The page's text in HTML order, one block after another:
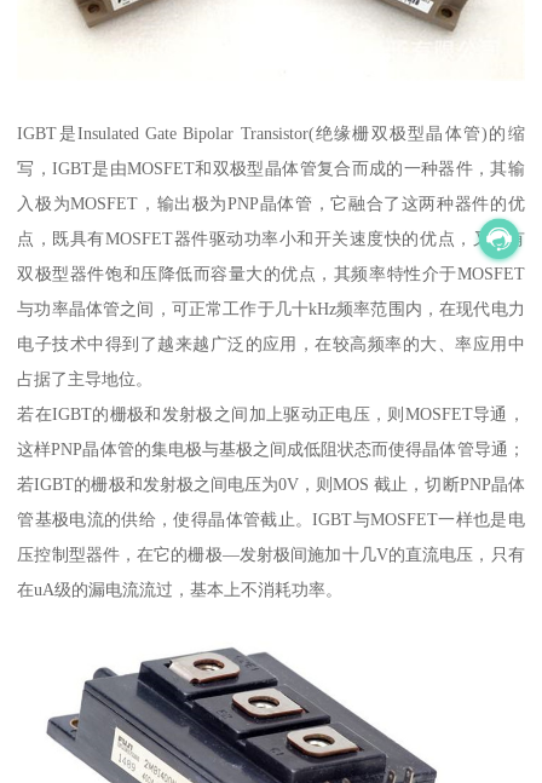
IGBT是Insulated Gate Bipolar Transistor(绝缘栅双极型晶体管)的缩
写，IGBT是由MOSFET和双极型晶体管复合而成的一种器件，其输
入极为MOSFET，输出极为PNP晶体管，它融合了这两种器件的优
点，既具有MOSFET器件驱动功率小和开关速度快的优点，又具有
双极型器件饱和压降低而容量大的优点，其频率特性介于MOSFET
与功率晶体管之间，可正常工作于几十kHz频率范围内，在现代电力
电子技术中得到了越来越广泛的应用，在较高频率的大、率应用中
占据了主导地位。
若在IGBT的栅极和发射极之间加上驱动正电压，则MOSFET导通，
这样PNP晶体管的集电极与基极之间成低阻状态而使得晶体管导通；
若IGBT的栅极和发射极之间电压为0V，则MOS 截止，切断PNP晶体
管基极电流的供给，使得晶体管截止。IGBT与MOSFET一样也是电
压控制型器件，在它的栅极—发射极间施加十几V的直流电压，只有
在uA级的漏电流流过，基本上不消耗功率。